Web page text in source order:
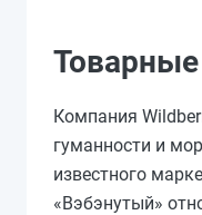
Компания
гуманности и
известного
«Вэбэнутый»